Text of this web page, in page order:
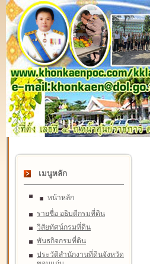
เมนูหลัก
หน้าหลัก
รายชื่อ อธิบดีกรมที่ดิน
วิสัยทัศน์กรมที่ดิน
พันธกิจกรมที่ดิน
ประวัติสำนักงานที่ดินจังหวัด